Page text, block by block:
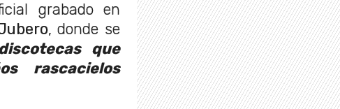
grabado en
, donde se
que
rascacielos